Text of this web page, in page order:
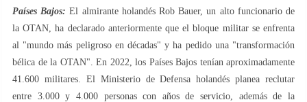
Países Bajos: El almirante holandés Rob Bauer, un alto funcionario de
la OTAN, ha declarado anteriormente que el bloque militar se enfrenta
al "mundo más peligroso en décadas" y ha pedido una "transformación
bélica de la OTAN". En 2022, los Países Bajos tenían aproximadamente
41.600 militares. El Ministerio de Defensa holandés planea reclutar
entre 3.000 y 4.000 personas con años de servicio, además de la